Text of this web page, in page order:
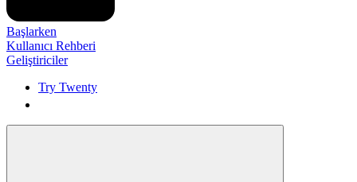
Başlarken
Kullanıcı Rehberi
Geliştiriciler
Try Twenty